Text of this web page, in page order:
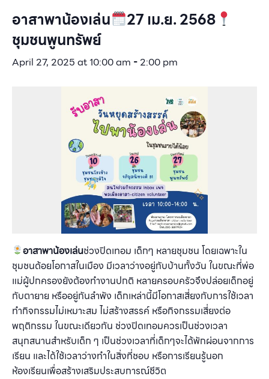
อาสาพาน้องเล่น
27 เม.ย. 2568
ชุมชนพูนทรัพย์
April 27, 2025 at 10:00 am - 2:00 pm
อาสาพาน้องเล่นช่วงปิดเทอม เด็กๆ หลายชุมชน โดยเฉพาะใน
ชุมชนด้อยโอกาสในเมือง มีเวลาว่างอยู่กับบ้านทั้งวัน ในขณะที่พ่อ
แม่ผู้ปกครองยังต้องทำงานปกติ หลายครอบครัวจึงปล่อยเด็กอยู่
กับตายาย หรืออยู่กันลำพัง เด็กเหล่านี้มีโอกาสเสี่ยงกับการใช้เวลา
ทำกิจกรรมไม่เหมาะสม ไม่สร้างสรรค์ หรือกิจกรรมเสี่ยงต่อ
พฤติกรรม ในขณะเดียวกัน ช่วงปิดเทอมควรเป็นช่วงเวลา
สนุกสนานสำหรับเด็ก ๆ เป็นช่วงเวลาที่เด็กๆจะได้พักผ่อนจากการ
เรียน และได้ใช้เวลาว่างทำในสิ่งที่ชอบ หรือการเรียนรู้นอก
ห้องเรียนเพื่อสร้างเสริมประสบการณ์ชีวิต